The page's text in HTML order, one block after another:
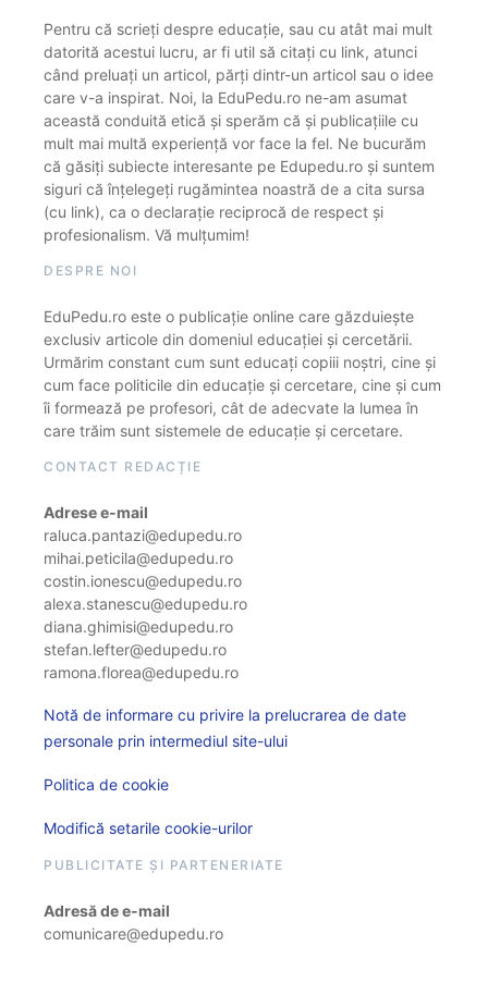
Pentru că scrieți despre educație, sau cu atât mai mult
datorită acestui lucru, ar fi util să citați cu link, atunci
când preluați un articol, părți dintr-un articol sau o idee
care v-a inspirat. Noi, la EduPedu.ro ne-am asumat
această conduită etică și sperăm că și publicațiile cu
mult mai multă experiență vor face la fel. Ne bucurăm
că găsiți subiecte interesante pe Edupedu.ro și suntem
siguri că înțelegeți rugămintea noastră de a cita sursa
(cu link), ca o declarație reciprocă de respect și
profesionalism. Vă mulțumim!
DESPRE NOI
EduPedu.ro este o publicație online care găzduiește
exclusiv articole din domeniul educației și cercetării.
Urmărim constant cum sunt educați copiii noștri, cine și
cum face politicile din educație și cercetare, cine și cum
îi formează pe profesori, cât de adecvate la lumea în
care trăim sunt sistemele de educație și cercetare.
CONTACT REDACȚIE
Adrese e-mail
raluca.pantazi@edupedu.ro
mihai.peticila@edupedu.ro
costin.ionescu@edupedu.ro
alexa.stanescu@edupedu.ro
diana.ghimisi@edupedu.ro
stefan.lefter@edupedu.ro
ramona.florea@edupedu.ro
Notă de informare cu privire la prelucrarea de date
personale prin intermediul site-ului
Politica de cookie
Modifică setarile cookie-urilor
PUBLICITATE ȘI PARTENERIATE
Adresă de e-mail
comunicare@edupedu.ro